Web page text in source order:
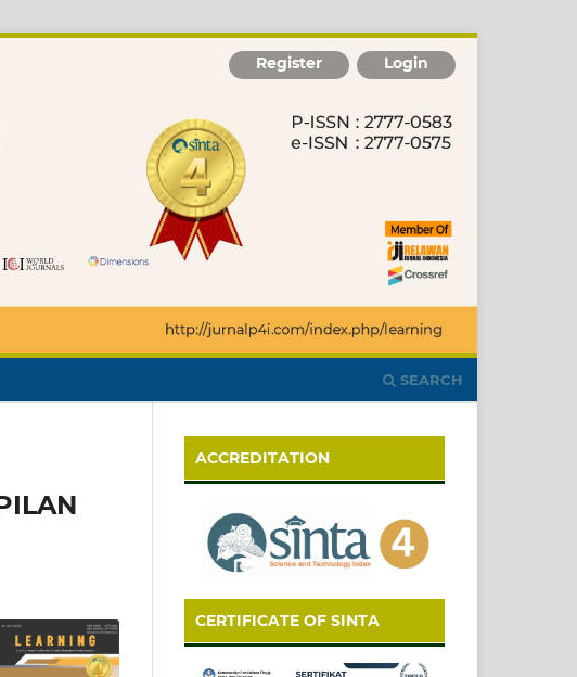
SEARCH
Register Login
ACCREDITATION
CERTIFICATE OF SINTA